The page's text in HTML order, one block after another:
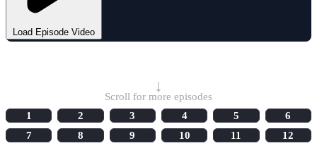
Load Episode Video
↓
Scroll for more episodes
1
2 3 4 5
6
7
8 9 10 11
12